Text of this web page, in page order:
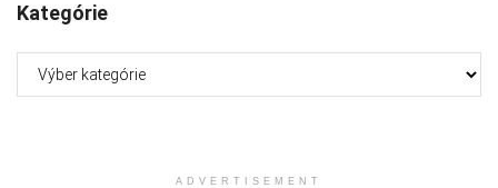
Kategórie
ADVERTISEMENT